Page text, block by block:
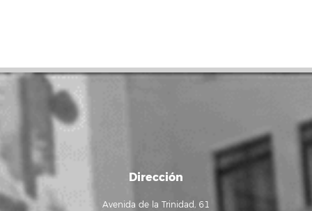
Dirección
Avenida de la Trinidad, 61